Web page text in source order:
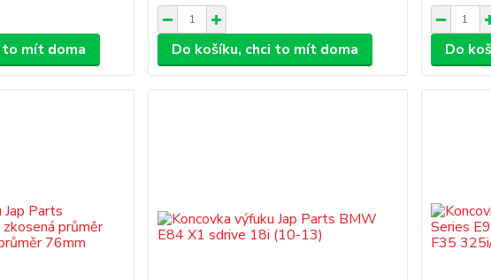
to mít doma Do košíku, chci to mít doma Do